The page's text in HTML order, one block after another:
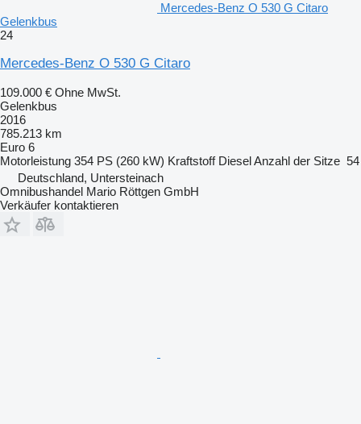
Mercedes-Benz O 530 G Citaro
Gelenkbus
24
Mercedes-Benz O 530 G Citaro
109.000 € Ohne MwSt.
Gelenkbus
2016
785.213 km
Euro 6
Motorleistung 354 PS (260 kW) Kraftstoff DieselAnzahl der Sitze 54
Deutschland, Untersteinach
Omnibushandel Mario Röttgen GmbH
Verkäufer kontaktieren